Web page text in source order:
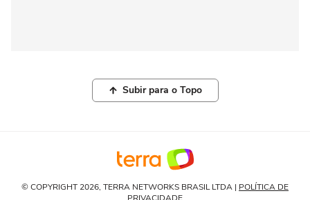
Subir para o Topo
© COPYRIGHT 2026, TERRA NETWORKS BRASIL LTDA | POLÍTICA DE
PRIVACIDADE